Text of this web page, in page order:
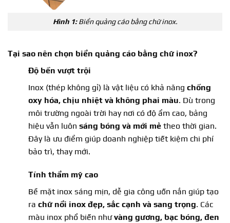
Hình 1:Biển quảng cáo bằng chữ inox.
Tại sao nên chọn biển quảng cáo bằng chữ inox?
Độ bền vượt trội
Inox (thép không gỉ) là vật liệu có khả năng chống
oxy hóa, chịu nhiệt và không phai màu. Dù trong
môi trường ngoài trời hay nơi có độ ẩm cao, bảng
hiệu vẫn luôn sáng bóng và mới mẻ theo thời gian.
Đây là ưu điểm giúp doanh nghiệp tiết kiệm chi phí
bảo trì, thay mới.
Tính thẩm mỹ cao
Bề mặt inox sáng mịn, dễ gia công uốn nắn giúp tạo
ra chữ nổi inox đẹp, sắc cạnh và sang trọng. Các
màu inox phổ biến nhưvàng gương, bạc bóng, đen